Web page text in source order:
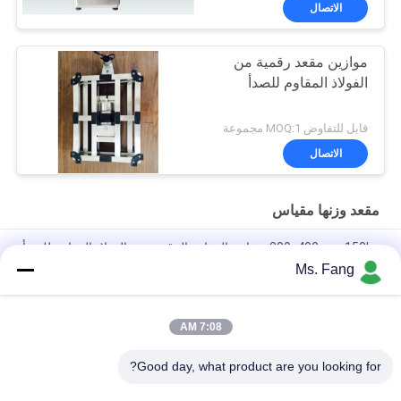
الاتصال
موازين مقعد رقمية من
الفولاذ المقاوم للصدأ
قابل للتفاوض MOQ:1 مجموعة
الاتصال
مقعد وزنها مقياس
300x400mm 150kg مقياس المقاعد الرقمية من الفولاذ المقاوم للصدأ
مع الوزن الإلكتروني للمنصة
50*60 مقاعد الموازنة الإلكترونية للشعاع الميزان الرقمي الإلكتروني
Ms. Fang
7:08 AM
Good day, what product are you looking for?